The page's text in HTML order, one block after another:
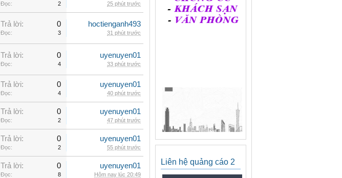
Đọc: 2 25 phút trước
Trả lời: 0
Đọc: 3
hoctienganh493
31 phút trước
Trả lời: 0
Đọc: 4
uyenuyen01
33 phút trước
Trả lời: 0
Đọc: 4
uyenuyen01
40 phút trước
Trả lời: 0
Đọc: 2
uyenuyen01
47 phút trước
Trả lời: 0
Đọc: 2
uyenuyen01
55 phút trước
Trả lời: 0
Đọc: 8
uyenuyen01
Hôm nay lúc 20:49
Liên hệ quảng cáo 2